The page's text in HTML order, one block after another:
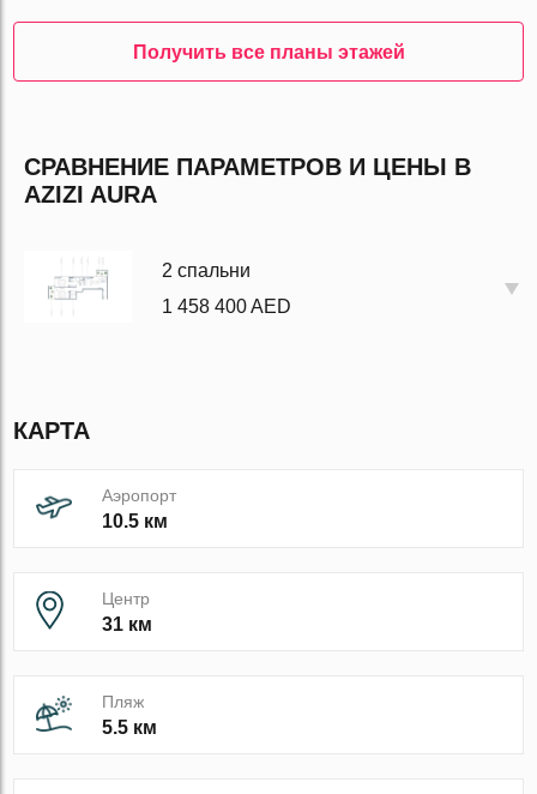
Получить все планы этажей
СРАВНЕНИЕ ПАРАМЕТРОВ И ЦЕНЫ В
AZIZI AURA
2 спальни
1 458 400 AED
КАРТА
Аэропорт
10.5 км
Центр
31 км
Пляж
5.5 км